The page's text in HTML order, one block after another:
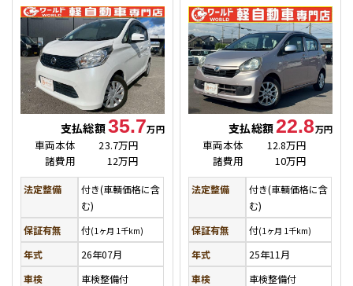
支払総額35.7万円
車両本体
23.7万円
諸費用
12万円
法定整備
付き(車輌価格に含
む)
保証有無
付(1ヶ月 1千km)
年式
26年07月
車検
車検整備付
支払総額22.8万円
車両本体
12.8万円
諸費用
10万円
法定整備
付き(車輌価格に含
む)
保証有無
付(1ヶ月 1千km)
年式
25年11月
車検
車検整備付